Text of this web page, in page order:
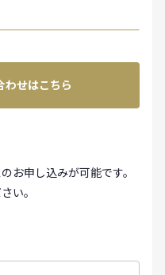
わせはこちら
お申し込みが可能です。
い。